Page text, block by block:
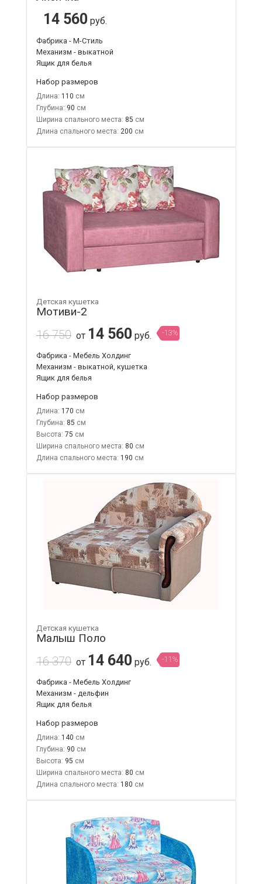
14 560 руб.
Фабрика - М-Стиль
Механизм - выкатной
Ящик для белья
Набор размеров
Длина: 110
Глубина: 90
Ширина спального места: 85
Длина спального места: 200
Детская кушетка
Мотиви-2
16 750 от 14 560 руб. -13%
Фабрика - Мебель Холдинг
Механизм - выкатной, кушетка
Ящик для белья
Набор размеров
Длина: 170
Глубина: 85
Высота: 75
Ширина спального места: 80
Длина спального места: 190
Детская кушетка
Малыш Поло
16 370 от 14 640 руб. -11%
Фабрика - Мебель Холдинг
Механизм - дельфин
Ящик для белья
Набор размеров
Длина: 140
Глубина: 90
Высота: 95
Ширина спального места: 80
Длина спального места: 180